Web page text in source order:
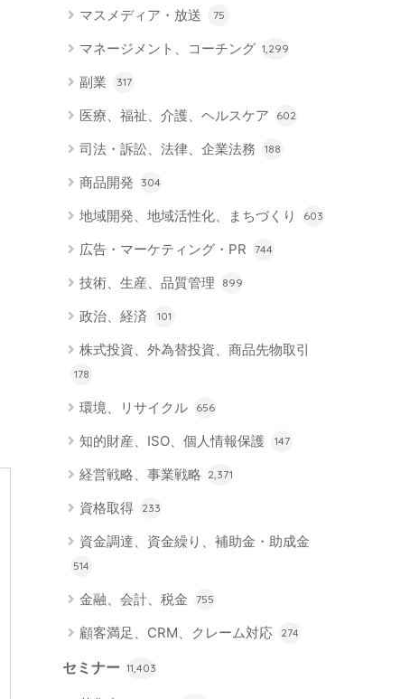
マスメディア・放送 75
マネージメント、コーチング 1,299
副業 317
医療、福祉、介護、ヘルスケア 602
司法・訴訟、法律、企業法務 188
商品開発 304
地域開発、地域活性化、まちづくり 603
広告・マーケティング・PR 744
技術、生産、品質管理 899
政治、経済 101
株式投資、外為替投資、商品先物取引
178
環境、リサイクル 656
知的財産、ISO、個人情報保護 147
経営戦略、事業戦略 2,371
資格取得 233
資金調達、資金繰り、補助金・助成金
514
金融、会計、税金 755
顧客満足、CRM、クレーム対応 274
セミナー 11,403